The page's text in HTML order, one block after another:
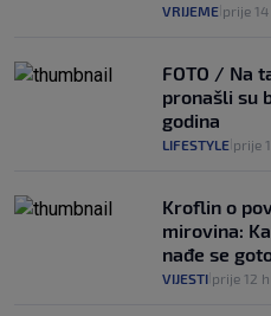
VRIJEME prije 14
FOTO / Na
pronašli su
godina
LIFESTYLE prije
Kroflin o
mirovina:
nađe se
VIJESTI prije 12 h